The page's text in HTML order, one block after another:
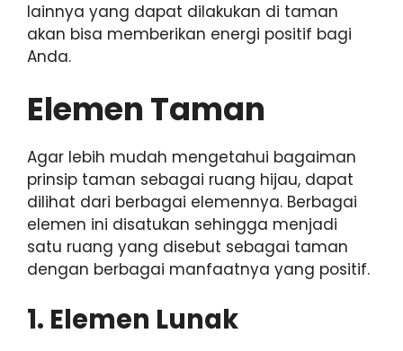
lainnya yang dapat dilakukan di taman
akan bisa memberikan energi positif bagi
Anda.
Elemen Taman
Agar lebih mudah mengetahui bagaiman
prinsip taman sebagai ruang hijau, dapat
dilihat dari berbagai elemennya. Berbagai
elemen ini disatukan sehingga menjadi
satu ruang yang disebut sebagai taman
dengan berbagai manfaatnya yang positif.
1. Elemen Lunak